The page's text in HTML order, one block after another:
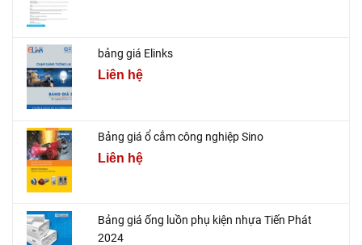
bảng giá Elinks
Liên hệ
Bảng giá ổ cắm công nghiệp Sino
Liên hệ
Bảng giá ống luồn phụ kiện nhựa Tiến Phát
2024